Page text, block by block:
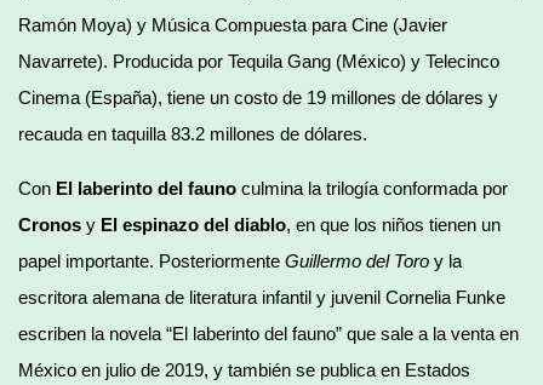
Ramón Moya) y Música Compuesta para Cine (Javier
Navarrete). Producida por Tequila Gang (México) y Telecinco
Cinema (España), tiene un costo de 19 millones de dólares y
recauda en taquilla 83.2 millones de dólares.
Con El laberinto del fauno culmina la trilogía conformada por
Cronos y El espinazo del diablo, en que los niños tienen un
papel importante. Posteriormente Guillermo del Toro y la
escritora alemana de literatura infantil y juvenil Cornelia Funke
escriben la novela “El laberinto del fauno” que sale a la venta en
México en julio de 2019, y también se publica en Estados